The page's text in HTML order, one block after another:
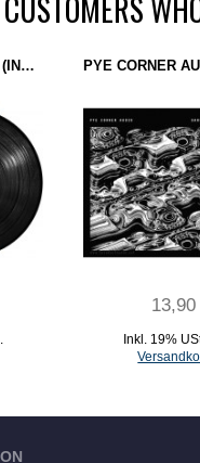
CUSTOMERS
ECTOMORPH - STARK (INTERDIMENSIONAL TRANSMISSIONS) 12''
13,90
Inkl. 19%